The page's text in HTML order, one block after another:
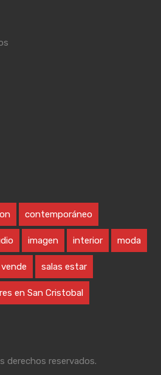
contemporáneo
imagen interior moda
salas estar
en San Cristobal
derechos reservados.